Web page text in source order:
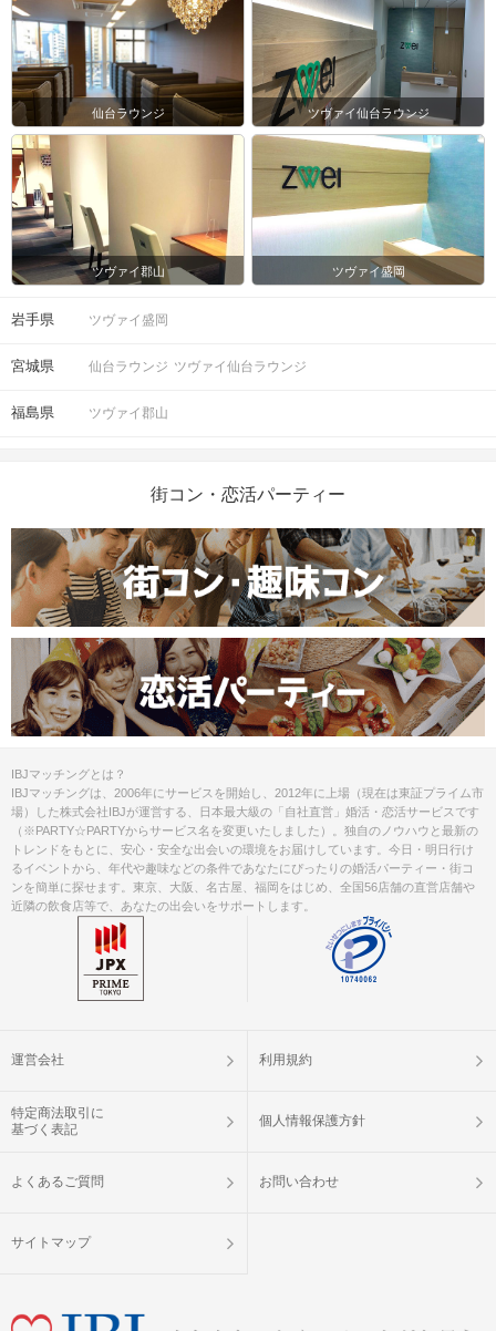
仙台ラウンジ ツヴァイ仙台ラウンジ
ツヴァイ郡山 ツヴァイ盛岡
岩手県 ツヴァイ盛岡
宮城県 仙台ラウンジ ツヴァイ仙台ラウンジ
福島県 ツヴァイ郡山
街コン・恋活パーティー
IBJマッチングとは？
IBJマッチングは、2006年にサービスを開始し、2012年に上場（現在は東証プライム市
場）した株式会社IBJが運営する、日本最大級の「自社直営」婚活・恋活サービスです
（※PARTY☆PARTYからサービス名を変更いたしました）。独自のノウハウと最新の
トレンドをもとに、安心・安全な出会いの環境をお届けしています。今日・明日行け
るイベントから、年代や趣味などの条件であなたにぴったりの婚活パーティー・街コ
ンを簡単に探せます。東京、大阪、名古屋、福岡をはじめ、全国56店舗の直営店舗や
近隣の飲食店等で、あなたの出会いをサポートします。
運営会社 利用規約
特定商法取引に
基づく表記
個人情報保護方針
よくあるご質問 お問い合わせ
サイトマップ